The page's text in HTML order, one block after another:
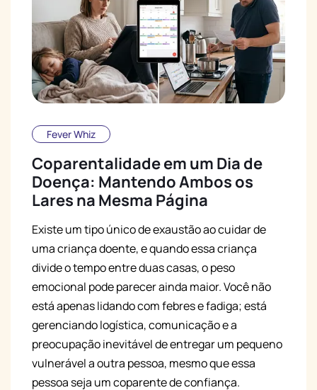
Fever Whiz
Coparentalidade em um Dia de
Doença: Mantendo Ambos os
Lares na Mesma Página
Existe um tipo único de exaustão ao cuidar de
uma criança doente, e quando essa criança
divide o tempo entre duas casas, o peso
emocional pode parecer ainda maior. Você não
está apenas lidando com febres e fadiga; está
gerenciando logística, comunicação e a
preocupação inevitável de entregar um pequeno
vulnerável a outra pessoa, mesmo que essa
pessoa seja um coparente de confiança.